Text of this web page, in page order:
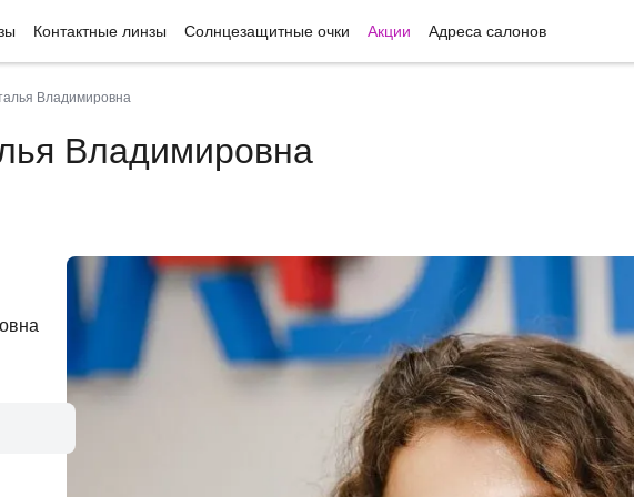
Контактные линзы Солнцезащитные очки Акции Адреса салонов
Владимировна
Владимировна